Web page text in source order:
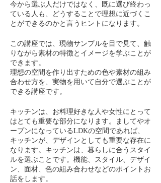
今から選ぶ人だけではなく、既に選び終わっ
ている人も、どうすることで理想に近づくこ
とができるのかと言うヒントになります。
この講座では、現物サンプルを目で見て、触
りながら素材の特徴とイメージを学ぶことが
できます。
理想の空間を作り出すための色や素材の組み
合わせ方を、実物を用いて自分で選ぶことが
できる講座です。
キッチンは、お料理好きな人や女性にとって
はとても重要な部分になります。ましてやオ
ープンになっているLDKの空間であれば、
キッチンが、デザインとしても重要な存在に
なります。キッチンは、暮らしに合うスタイ
ルを選ぶことです。機能、スタイル、デザイ
ン、面材、色の組み合わせなどのポイントお
話をします。